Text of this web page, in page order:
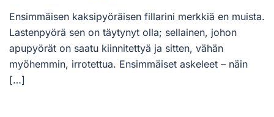
Ensimmäisen kaksipyöräisen fillarini merkkiä en muista.
Lastenpyörä sen on täytynyt olla; sellainen, johon
apupyörät on saatu kiinnitettyä ja sitten, vähän
myöhemmin, irrotettua. Ensimmäiset askeleet – näin
[…]